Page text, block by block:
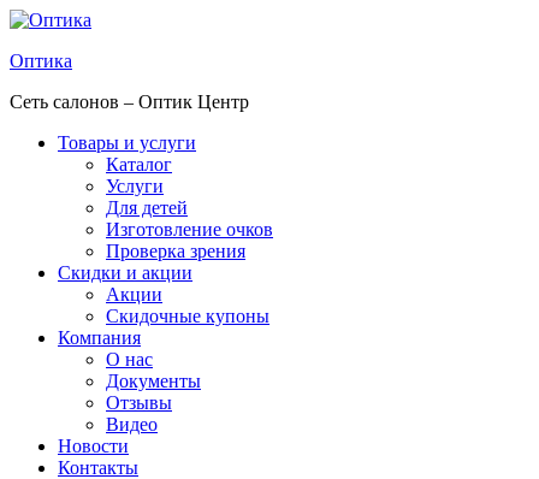
Оптика
Сеть салонов – Оптик Центр
Товары и услуги
Каталог
Услуги
Для детей
Изготовление очков
Проверка зрения
Скидки и акции
Акции
Скидочные купоны
Компания
О нас
Документы
Отзывы
Видео
Новости
Контакты